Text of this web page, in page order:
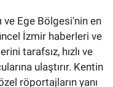
ve Ege Bölgesi'nin en
İzmir haberleri ve
tarafsız, hızlı ve
ulaştırır. Kentin
röportajların yanı